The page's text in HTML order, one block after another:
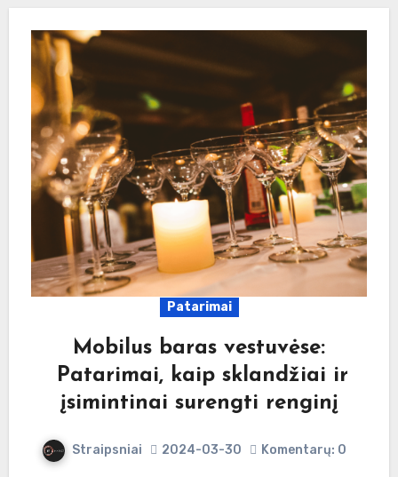
Patarimai
Mobilus baras vestuvėse:
Patarimai, kaip sklandžiai ir
įsimintinai surengti renginį
Straipsniai 2024-03-30 Komentarų: 0